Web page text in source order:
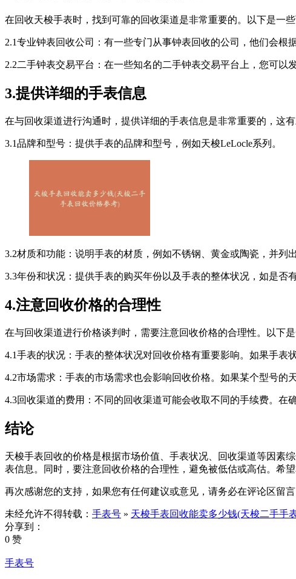
在回收天梭手表时，找到可靠的回收渠道是非常重要的。以下是一
2.1专业钟表回收公司：有一些专门从事钟表回收的公司，他们会根
2.2二手钟表交易平台：在一些知名的二手钟表交易平台上，您可以
3.提供详细的手表信息
在与回收渠道进行沟通时，提供详细的手表信息是非常重要的，这
3.1品牌和型号：提供手表的品牌和型号，例如天梭LeLocle系列。
3.2材质和功能：说明手表的材质，例如不锈钢、黄金或陶瓷，并列
3.3年份和状况：提供手表的购买年份以及手表的整体状况，如是否
4.注意回收价格的合理性
在与回收渠道进行价格谈判时，需要注意回收价格的合理性。以下
4.1手表的状况：手表的整体状况对回收价格有重要影响。如果手表
4.2市场需求：手表的市场需求也会影响回收价格。如果某个型号的
4.3回收渠道的费用：不同的回收渠道可能会收取不同的手续费。在
结论
天梭手表回收的价格是根据市场价值、手表状况、回收渠道等因素
表信息。同时，要注意回收价格的合理性，避免被低估或高估。希
再次感谢您的支持，如果您有任何建议或意见，请务必在评论区留
未经允许不得转载： 手表号 » 天梭手表回收能卖多少钱(天梭二手手
分享到：
0 赞
手表号